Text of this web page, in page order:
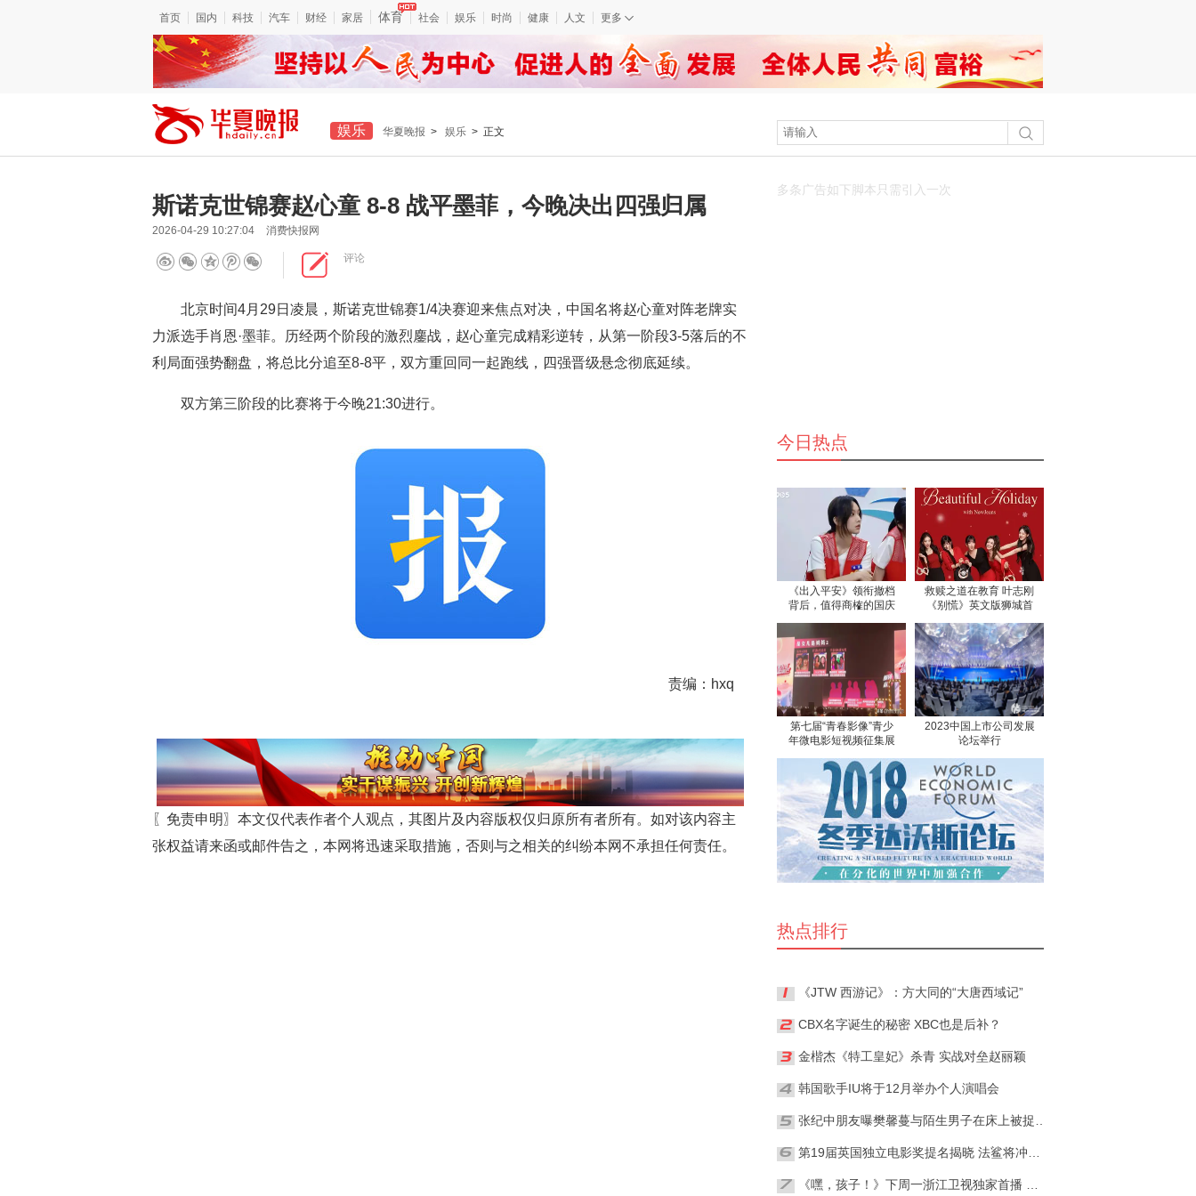
首页 国内 科技 汽车 财经 家居 体育 社会 娱乐 时尚 健康 人文 更多
娱乐 华夏晚报 > 娱乐 > 正文
斯诺克世锦赛赵心童 8-8 战平墨菲，今晚决出四强归属
2026-04-29 10:27:04 消费快报网
评论
北京时间4月29日凌晨，斯诺克世锦赛1/4决赛迎来焦点对决，中国名将赵心童对阵老牌实
力派选手肖恩·墨菲。历经两个阶段的激烈鏖战，赵心童完成精彩逆转，从第一阶段3-5落后的不
利局面强势翻盘，将总比分追至8-8平，双方重回同一起跑线，四强晋级悬念彻底延续。
双方第三阶段的比赛将于今晚21:30进行。
责编：hxq
〖免责申明〗本文仅代表作者个人观点，其图片及内容版权仅归原所有者所有。如对该内容主
张权益请来函或邮件告之，本网将迅速采取措施，否则与之相关的纠纷本网不承担任何责任。
多条广告如下脚本只需引入一次
今日热点
《出入平安》领衔撤档
背后，值得商榷的国庆
救赎之道在教育 叶志刚
《别慌》英文版狮城首
第七届“青春影像”青少
年微电影短视频征集展
2023中国上市公司发展
论坛举行
热点排行
《JTW 西游记》：方大同的“大唐西域记”
CBX名字诞生的秘密 XBC也是后补？
金楷杰《特工皇妃》杀青 实战对垒赵丽颖
韩国歌手IU将于12月举办个人演唱会